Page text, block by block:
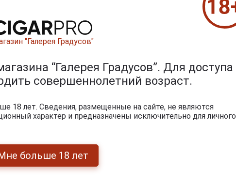
0из 2000 знаков
"Галерея Градусов"
“Галерея Градусов”. Для доступа
совершеннолетний возраст.
18 лет. Сведения, размещенные на сайте, не являются
характер и предназначены исключительно для личного
больше 18 лет